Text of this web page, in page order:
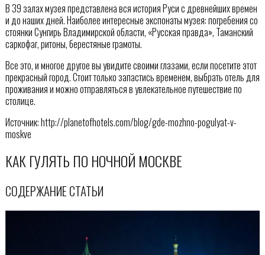
В 39 залах музея представлена вся история Руси с древнейших времен
и до наших дней. Наиболее интересные экспонаты музея: погребения со
стоянки Сунгирь Владимирской области, «Русская правда», Таманский
саркофаг, ритоны, берестяные грамоты.
Все это, и многое другое вы увидите своими глазами, если посетите этот
прекрасный город. Стоит только запастись временем, выбрать отель для
проживания и можно отправляться в увлекательное путешествие по
столице.
Источник: http://planetofhotels.com/blog/gde-mozhno-pogulyat-v-
moskve
КАК ГУЛЯТЬ ПО НОЧНОЙ МОСКВЕ
СОДЕРЖАНИЕ СТАТЬИ